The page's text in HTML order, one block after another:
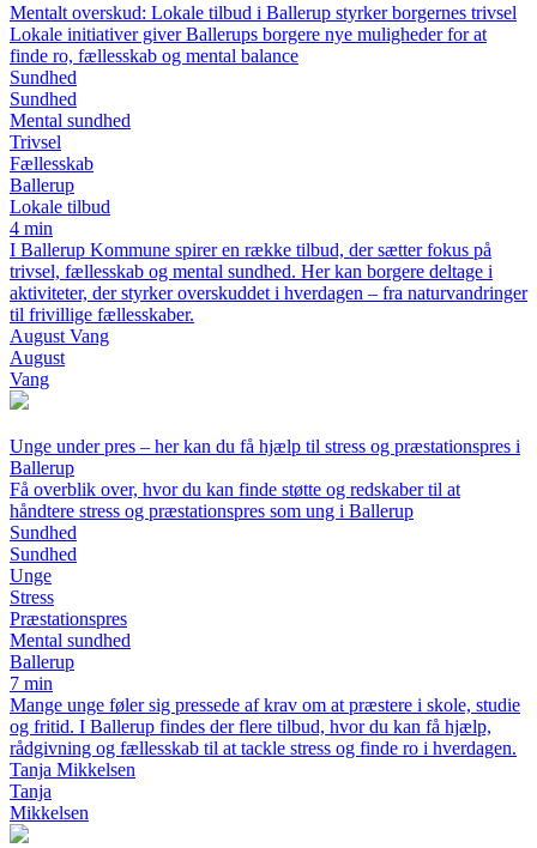
Mentalt overskud: Lokale tilbud i Ballerup styrker borgernes trivsel
Lokale initiativer giver Ballerups borgere nye muligheder for at
finde ro, fællesskab og mental balance
Sundhed
Sundhed
Mental sundhed
Trivsel
Fællesskab
Ballerup
Lokale tilbud
4 min
I Ballerup Kommune spirer en række tilbud, der sætter fokus på
trivsel, fællesskab og mental sundhed. Her kan borgere deltage i
aktiviteter, der styrker overskuddet i hverdagen – fra naturvandringer
til frivillige fællesskaber.
August Vang
August
Vang
Unge under pres – her kan du få hjælp til stress og præstationspres i
Ballerup
Få overblik over, hvor du kan finde støtte og redskaber til at
håndtere stress og præstationspres som ung i Ballerup
Sundhed
Sundhed
Unge
Stress
Præstationspres
Mental sundhed
Ballerup
7 min
Mange unge føler sig pressede af krav om at præstere i skole, studie
og fritid. I Ballerup findes der flere tilbud, hvor du kan få hjælp,
rådgivning og fællesskab til at tackle stress og finde ro i hverdagen.
Tanja Mikkelsen
Tanja
Mikkelsen